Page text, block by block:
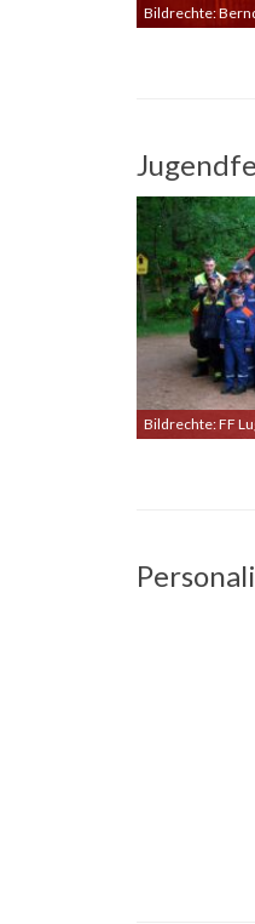
Bildrechte:
Bildrechte: FF